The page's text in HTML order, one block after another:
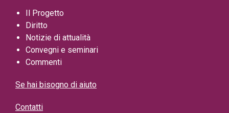
Il Progetto
Diritto
Notizie di attualità
Convegni e seminari
Commenti
Se hai bisogno di aiuto
Contatti